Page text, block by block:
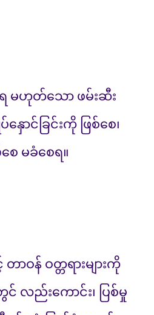
မဟုတ်သော ဖမ်းဆီး
နှောင်ခြင်းကို ဖြစ်စေ၊
ေ မခံစေရ။
ာဝန် ဝတ္တရားများကို
လည်းကောင်း၊ ပြစ်မှု